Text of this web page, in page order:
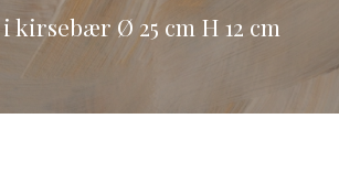
kirsebær Ø 25 cm H 12 cm